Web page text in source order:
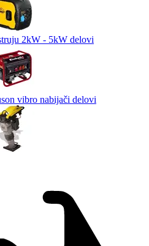
2kW - 5kW delovi
vibro nabijači delovi